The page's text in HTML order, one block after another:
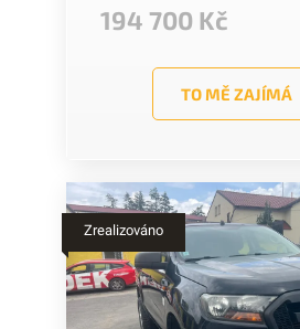
194 700 Kč
TO MĚ ZAJÍMÁ
Zrealizováno